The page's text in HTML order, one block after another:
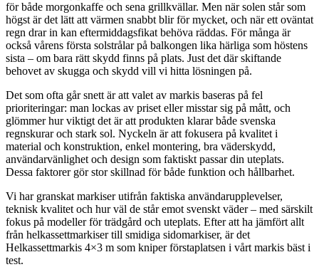
för både morgonkaffe och sena grillkvällar. Men när solen står som
högst är det lätt att värmen snabbt blir för mycket, och när ett oväntat
regn drar in kan eftermiddagsfikat behöva räddas. För många är
också vårens första solstrålar på balkongen lika härliga som höstens
sista – om bara rätt skydd finns på plats. Just det där skiftande
behovet av skugga och skydd vill vi hitta lösningen på.
Det som ofta går snett är att valet av markis baseras på fel
prioriteringar: man lockas av priset eller misstar sig på mått, och
glömmer hur viktigt det är att produkten klarar både svenska
regnskurar och stark sol. Nyckeln är att fokusera på kvalitet i
material och konstruktion, enkel montering, bra väderskydd,
användarvänlighet och design som faktiskt passar din uteplats.
Dessa faktorer gör stor skillnad för både funktion och hållbarhet.
Vi har granskat markiser utifrån faktiska användarupplevelser,
teknisk kvalitet och hur väl de står emot svenskt väder – med särskilt
fokus på modeller för trädgård och uteplats. Efter att ha jämfört allt
från helkassettmarkiser till smidiga sidomarkiser, är det
Helkassettmarkis 4×3 m som kniper förstaplatsen i vårt markis bäst i
test.